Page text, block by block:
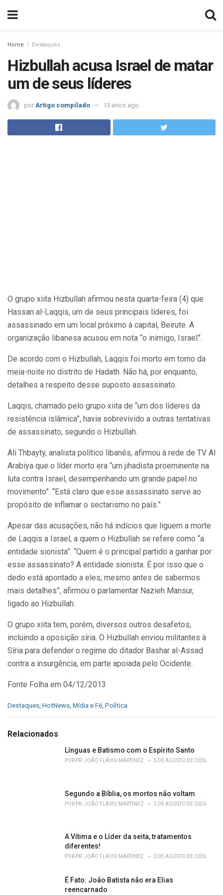
Home Destaques
Hizbullah acusa Israel de matar
um de seus líderes
por Artigo compilado 13 anos ago
O grupo xiita Hizbullah afirmou nesta quarta-feira (4) que
Hassan al-Laqqis, um de seus principais líderes, foi
assassinado em um local próximo à capital, Beirute. A
organização libanesa acusou em nota “o inimigo, Israel”.
De acordo com o Hizbullah, Laqqis foi morto em torno da
meia-noite no distrito de Hadath. Não há, por enquanto,
detalhes a respeito desse suposto assassinato.
Laqqis, chamado pelo grupo xiita de “um dos líderes da
resistência islâmica”, havia sobrevivido a outras tentativas
de assassinato, segundo o Hizbullah.
Ali Thbayty, analista político libanês, afirmou à rede de TV Al
Arabiya que o líder morto era “um jihadista proeminente na
luta contra Israel, desempenhando um grande papel no
movimento”. “Está claro que esse assassinato serve ao
propósito de inflamar o sectarismo no país.”
Apesar das acusações, não há indícios que liguem a morte
de Laqqis a Israel, a quem o Hizbullah se refere como “a
entidade sionista”. “Quem é o principal partido a ganhar por
esse assassinato? A entidade sionista. É por isso que o
dedo está apontado a eles, mesmo antes de sabermos
mais detalhes”, afirmou o parlamentar Nazieh Mansur,
ligado ao Hizbullah.
O grupo xiita tem, porém, diversos outros desafetos,
incluindo a oposição síria. O Hizbullah enviou militantes à
Síria para defender o regime do ditador Bashar al-Assad
contra a insurgência, em parte apoiada pelo Ocidente.
Fonte Folha em 04/12/2013
C
e
Destaques HotNews Mídia e Fé Política
Relacionados
Línguas e Batismo com o Espírito Santo
POR PR. JOÃO FLÁVIO MARTINEZ 5 DE AGOSTO DE 2026
Segundo a Bíblia, os mortos não voltam
POR PR. JOÃO FLÁVIO MARTINEZ 5 DE AGOSTO DE 2026
A Vítima e o Líder da seita, tratamentos
diferentes!
POR PR. JOÃO FLÁVIO MARTINEZ 3 DE AGOSTO DE 2026
É Fato: João Batista não era Elias
reencarnado